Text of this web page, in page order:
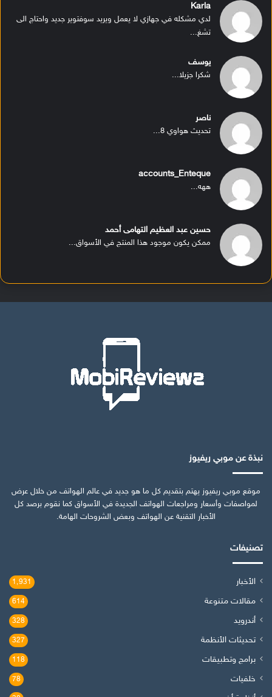
Karla
لدي مشكله في جهازي لا يعمل ويريد سوفتوير جديد واحتاج الى
تشغ...
يوسف
شكرا جزيلا...
ناصر
تحديث هواوي 8...
accounts_Enteque
ههه...
حسين عبد العظيم التهامى أحمد
ممكن يكون موجود هذا المنتج في الأسواق...
نبذة عن موبي ريفيوز
موقع موبي ريفيوز يهتم بتقديم كل ما هو جديد في عالم الهواتف من خلال عرض
لمواصفات وأسعار ومراجعات الهواتف الجديدة في الأسواق كما نقوم برصد كل
الأخبار التقنية عن الهواتف وبعض الشروحات الهامة.
تصنيفات
الأخبار 1٬931
مقالات متنوعة 614
أندرويد 328
تحديثات الأنظمة 327
برامج وتطبيقات 118
خلفيات 78